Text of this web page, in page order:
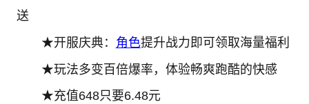
送
★开服庆典： 角色提升战力即可领取海量福利
★玩法多变百倍爆率，体验畅爽跑酷的快感
★充值648只要6.48元